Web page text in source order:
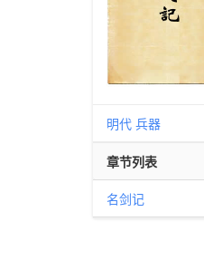
明代 兵器
章节列表
名剑记